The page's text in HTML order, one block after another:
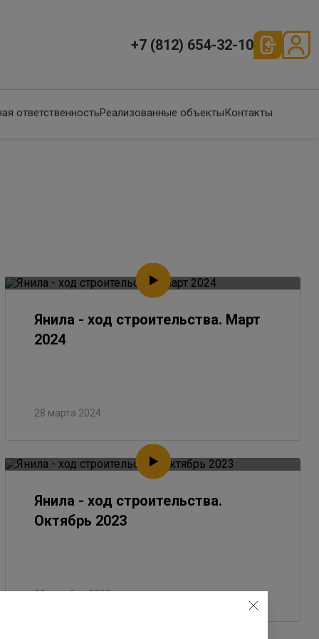
+7 (812) 654-32-10
ответственностьРеализованные объектыКонтакты
Янила - ход строительства. Март
2024
28 марта 2024
Янила - ход строительства.
Октябрь 2023
28 октября 2023